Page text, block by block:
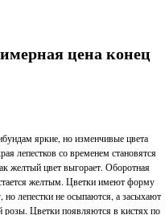
цена конец
яркие, но изменчивые цвета
лепестков со временем становятся
желтый цвет выгорает. Оборотная
желтым. Цветки имеют форму
лепестки не осыпаются, а засыхают
розы. Цветки появляются в кистях по